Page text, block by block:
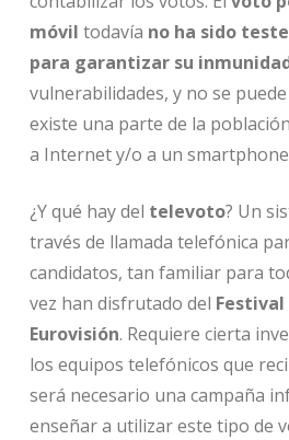
móvil todavía no ha sido
para garantizar su
vulnerabilidades, y no se
existe una parte de la
a Internet y/o a un
¿Y qué hay del televoto? Un
través de llamada telefónica
candidatos, tan familiar para
vez han disfrutado del Festival
Eurovisión. Requiere cierta
los equipos telefónicos que
será necesario una campaña
enseñar a utilizar este tipo de